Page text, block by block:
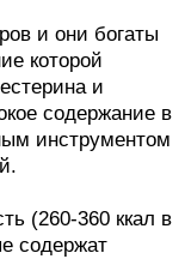
и они богаты
которой
и
содержание в
инструментом
(260-360 ккал в
содержат